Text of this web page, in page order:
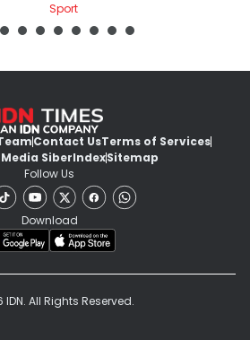
Sport
Contact UsTerms of Services
SiberIndexSitemap
Follow Us
Download
IDN. All Rights Reserved.